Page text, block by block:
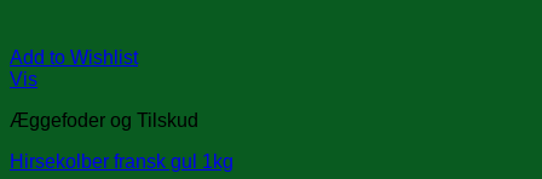
Add to Wishlist
Vis
Æggefoder og Tilskud
Hirsekolber fransk gul 1kg